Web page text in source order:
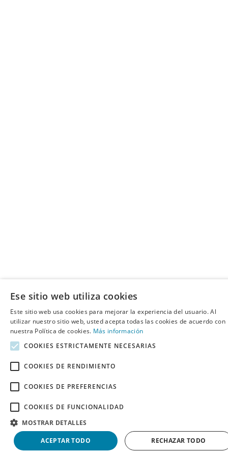
Ese sitio web utiliza cookies
Este sitio web usa cookies para mejorar la experiencia del usuario. Al
utilizar nuestro sitio web, usted acepta todas las cookies de acuerdo con
nuestra Política de cookies. Más información
COOKIES ESTRICTAMENTE NECESARIAS
COOKIES DE RENDIMIENTO
COOKIES DE PREFERENCIAS
COOKIES DE FUNCIONALIDAD
MOSTRAR DETALLES
ACEPTAR TODO RECHAZAR TODO